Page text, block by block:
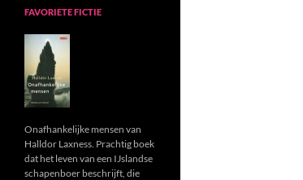
FAVORIETE FICTIE
Onafhankelijke mensen van
Halldor Laxness. Prachtig boek
dat het leven van een IJslandse
schapenboer beschrijft, die